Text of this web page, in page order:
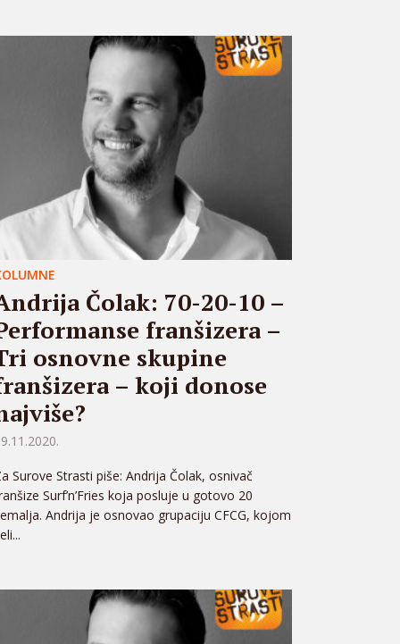
Čolak: 70-20-10 –
franšizera –
osnovne skupine
– koji donose
Surove Strasti piše: Andrija Čolak, osnivač
Surf’n’Fries koja posluje u gotovo 20
Andrija je osnovao grupaciju CFCG, kojom